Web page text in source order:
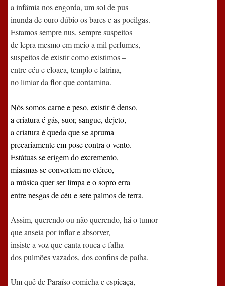
a infâmia nos engorda, um sol de pus
inunda de ouro dúbio os bares e as pocilgas.
Estamos sempre nus, sempre suspeitos
de lepra mesmo em meio a mil perfumes,
suspeitos de existir como existimos –
entre céu e cloaca, templo e latrina,
no limiar da flor que contamina.
Nós somos carne e peso, existir é denso,
a criatura é gás, suor, sangue, dejeto,
a criatura é queda que se apruma
precariamente em pose contra o vento.
Estátuas se erigem do excremento,
miasmas se convertem no etéreo,
a música quer ser limpa e o sopro erra
entre nesgas de céu e sete palmos de terra.
Assim, querendo ou não querendo, há o tumor
que anseia por inflar e absorver,
insiste a voz que canta rouca e falha
dos pulmões vazados, dos confins de palha.
Um quê de Paraíso comicha e espicaça,